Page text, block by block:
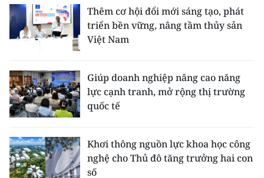
РУССКИЙ
ESPAÑOL
Thêm cơ hội đổi mới sáng tạo, phát
triển bền vững, nâng tầm thủy sản
Việt Nam
Giúp doanh nghiệp nâng cao năng
lực cạnh tranh, mở rộng thị trường
quốc tế
Khơi thông nguồn lực khoa học công
nghệ cho Thủ đô tăng trưởng hai con
số